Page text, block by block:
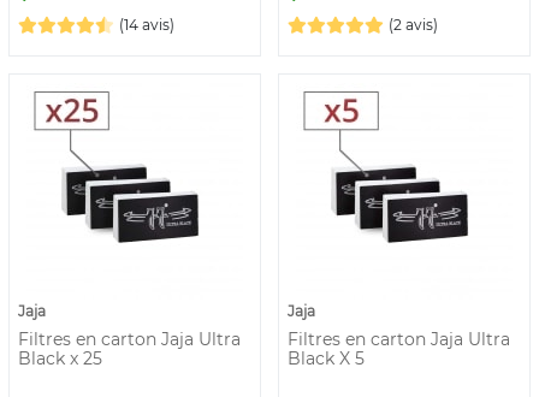
(14 avis)
(2 avis)
Jaja
Filtres en carton Jaja Ultra
Black x 25
Jaja
Filtres en carton Jaja Ultra
Black X 5